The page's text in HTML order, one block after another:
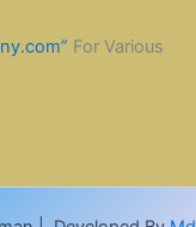
For Various